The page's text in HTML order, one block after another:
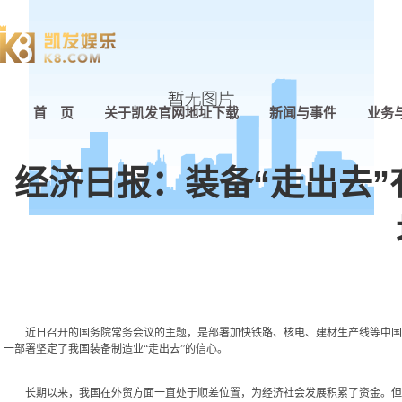
首 页 关于凯发官网地址下载 新闻与事件 业务
经济日报：装备“走出去
近日召开的国务院常务会议的主题，是部署加快铁路、核电、建材生产线等中
一部署坚定了我国装备制造业“走出去”的信心。
长期以来，我国在外贸方面一直处于顺差位置，为经济社会发展积累了资金。